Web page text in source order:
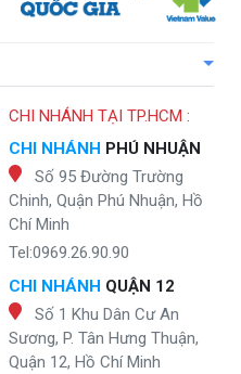
CHI NHÁNH TẠI TP.HCM :
CHI NHÁNH PHÚ NHUẬN
Số 95 Đường Trường
Chinh, Quận Phú Nhuận, Hồ
Chí Minh
Tel:0969.26.90.90
CHI NHÁNH QUẬN 12
Số 1 Khu Dân Cư An
Sương, P. Tân Hưng Thuận,
Quận 12, Hồ Chí Minh